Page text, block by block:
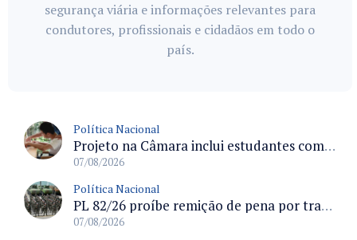
segurança viária e informações relevantes para
condutores, profissionais e cidadãos em todo o
país.
Política Nacional
Projeto na Câmara inclui estudantes com deficiência no regime escolar especial da LDB e estabelece critérios para frequência
07/08/2026
Política Nacional
PL 82/26 proíbe remição de pena por trabalho em funções militares para condenados por crimes contra o Estado Democrático de Direito
07/08/2026